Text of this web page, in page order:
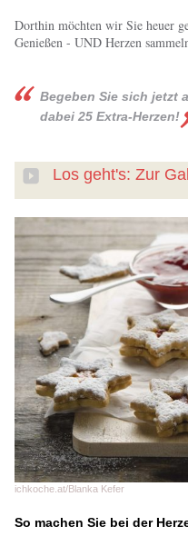
Dorthin möchten wir Sie heuer
Genießen - UND Herzen
Begeben Sie sich jetzt
dabei 25 Extra-Herzen!
Los geht's: Zur
ichkoche.at/Blanka Kefer
So machen Sie bei der